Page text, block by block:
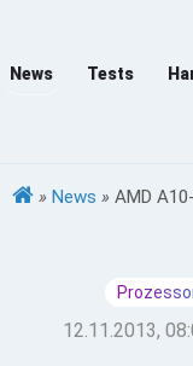
News Tests
» News » AMD
12.11.2013,